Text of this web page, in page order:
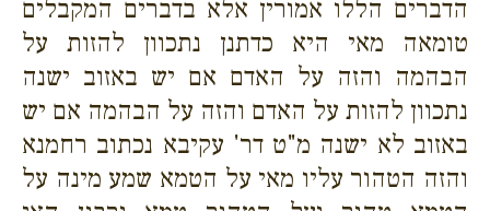
הדברים הללו אמורין אלא בדברים המקבלים
טומאה מאי היא כדתנן נתכוון להזות על
הבהמה והזה על האדם אם יש באזוב ישנה
נתכוון להזות על האדם והזה על הבהמה אם יש
באזוב לא ישנה מ"ט דר' עקיבא נכתוב רחמנא
והזה הטהור עליו מאי על הטמא שמע מינה על